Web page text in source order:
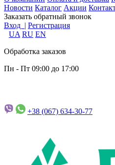
Новости Каталог Акции
Заказать обратный звонок
Вход | Регистрация
UA RU EN
Обработка заказов
Пн - Пт 09:00 до 17:00
+38 (067) 634-30-77